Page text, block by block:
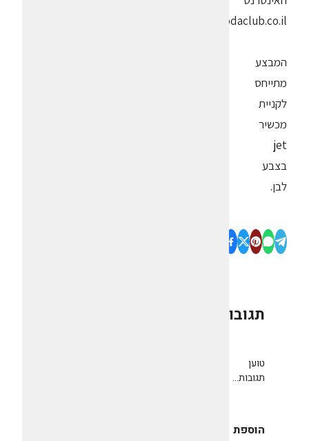
www.sodaclub.co.il
המבצע
מתייחס
לקניית
מכשיר
jet
בצבע
לבן.
תגובות
טוען
תגובות...
הוספת